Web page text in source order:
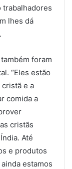
trabalhadores
lhes dá
foram
“Eles estão
e a
comida a
cristãs
Até
e produtos
estamos